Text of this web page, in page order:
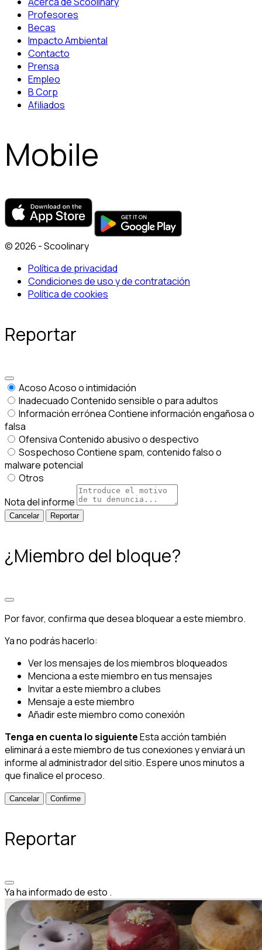
Profesores
Becas
Impacto Ambiental
Contacto
Prensa
Empleo
B Corp
Afiliados
Mobile
© 2026 - Scoolinary
Política de privacidad
Condiciones de uso y de contratación
Política de cookies
Reportar
AcosoAcoso o intimidación
InadecuadoContenido sensible o para adultos
Información erróneaContiene información engañosa o
falsa
OfensivaContenido abusivo o despectivo
SospechosoContiene spam, contenido falso o
malware potencial
Otros
Nota del informe
Reportar
¿Miembro del bloque?
Por favor, confirma que desea bloquear a este miembro.
Ya no podrás hacerlo:
Ver los mensajes de los miembros bloqueados
Menciona a este miembro en tus mensajes
Invitar a este miembro a clubes
Mensaje a este miembro
Añadir este miembro como conexión
Tenga en cuenta lo siguienteEsta acción también
eliminará a este miembro de tus conexiones y enviará un
informe al administrador del sitio. Espere unos minutos a
que finalice el proceso.
Confirme
Reportar
Ya ha informado de esto .